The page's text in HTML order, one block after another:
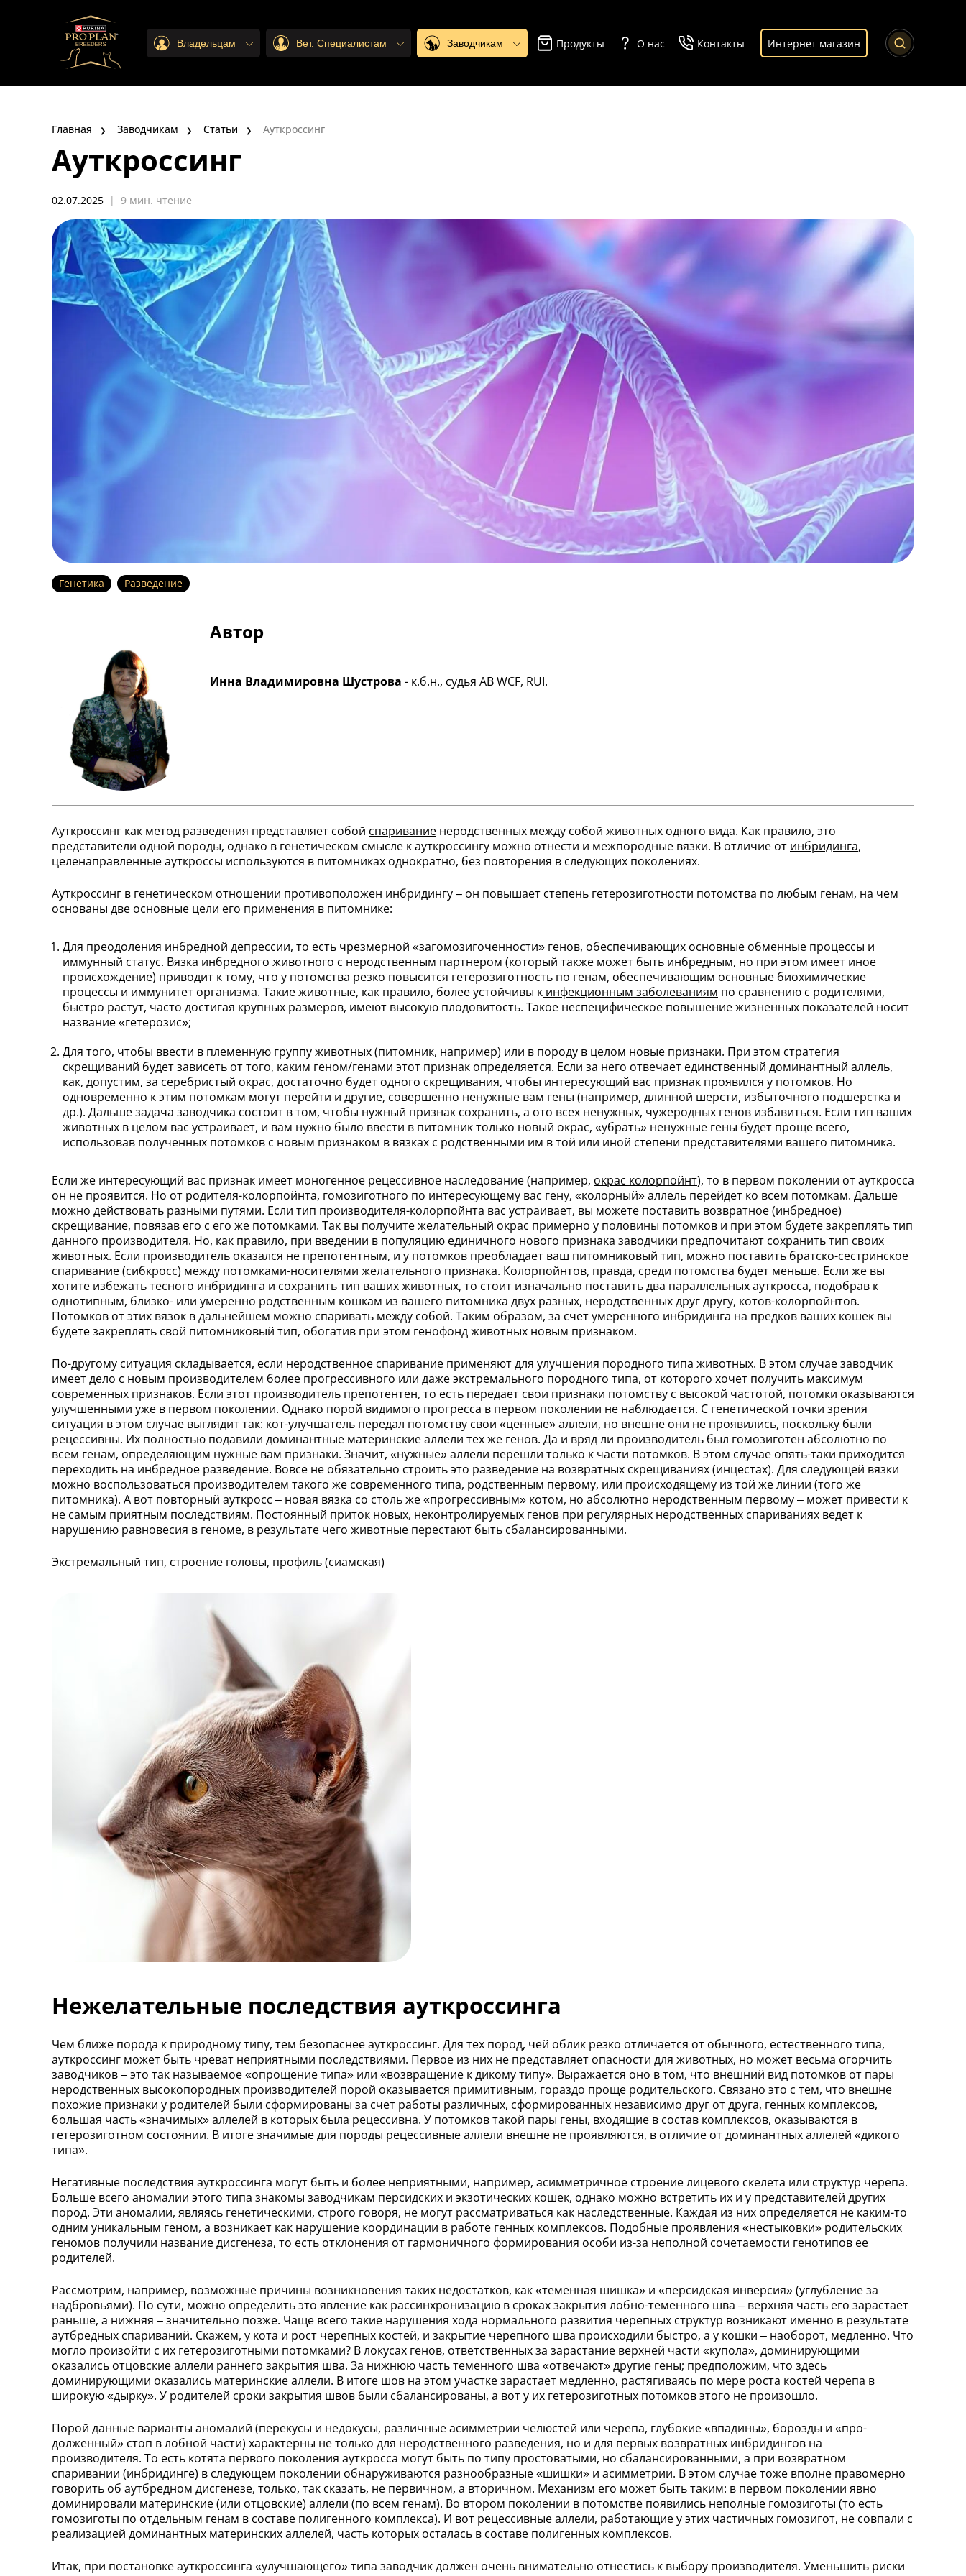
Владельцам Вет. Специалистам Заводчикам Продукты О нас Контакты Интернет магазин
Главная Заводчикам Статьи Ауткроссинг
Ауткроссинг
02.07.2025 | 9 мин. чтение
Генетика Разведение
Автор
Инна Владимировна Шустрова - к.б.н., судья АВ WCF, RUI.
Ауткроссинг как метод разведения представляет собой спаривание неродственных между собой животных одного вида. Как правило, это
представители одной породы, однако в генетическом смысле к ауткроссингу можно отнести и межпородные вязки. В отличие от инбридинга,
целенаправленные ауткроссы используются в питомниках однократно, без повторения в следующих поколениях.
Ауткроссинг в генетическом отношении противоположен инбридингу – он повышает степень гетерозиготности потомства по любым генам, на чем
основаны две основные цели его применения в питомнике:
Для преодоления инбредной депрессии, то есть чрезмерной «загомозигоченности» генов, обеспечивающих основные обменные процессы и
иммунный статус. Вязка инбредного животного с неродственным партнером (который также может быть инбредным, но при этом имеет иное
происхождение) приводит к тому, что у потомства резко повысится гетерозиготность по генам, обеспечивающим основные биохимические
процессы и иммунитет организма. Такие животные, как правило, более устойчивы к инфекционным заболеваниям по сравнению с родителями,
быстро растут, часто достигая крупных размеров, имеют высокую плодовитость. Такое неспецифическое повышение жизненных показателей носит
название «гетерозис»;
Для того, чтобы ввести в племенную группуживотных (питомник, например) или в породу в целом новые признаки. При этом стратегия
скрещиваний будет зависеть от того, каким геном/генами этот признак определяется. Если за него отвечает единственный доминантный аллель,
как, допустим, за серебристый окрас, достаточно будет одного скрещивания, чтобы интересующий вас признак проявился у потомков. Но
одновременно к этим потомкам могут перейти и другие, совершенно ненужные вам гены (например, длинной шерсти, избыточного подшерстка и
др.). Дальше задача заводчика состоит в том, чтобы нужный признак сохранить, а ото всех ненужных, чужеродных генов избавиться. Если тип ваших
животных в целом вас устраивает, и вам нужно было ввести в питомник только новый окрас, «убрать» ненужные гены будет проще всего,
использовав полученных потомков с новым признаком в вязках с родственными им в той или иной степени представителями вашего питомника.
Если же интересующий вас признак имеет моногенное рецессивное наследование (например, окрас колорпойнт), то в первом поколении от ауткросса
он не проявится. Но от родителя-колорпойнта, гомозиготного по интересующему вас гену, «колорный» аллель перейдет ко всем потомкам. Дальше
можно действовать разными путями. Если тип производителя-колорпойнта вас устраивает, вы можете поставить возвратное (инбредное)
скрещивание, повязав его с его же потомками. Так вы получите желательный окрас примерно у половины потомков и при этом будете закреплять тип
данного производителя. Но, как правило, при введении в популяцию единичного нового признака заводчики предпочитают сохранить тип своих
животных. Если производитель оказался не препотентным, и у потомков преобладает ваш питомниковый тип, можно поставить братско-сестринское
спаривание (сибкросс) между потомками-носителями желательного признака. Колорпойнтов, правда, среди потомства будет меньше. Если же вы
хотите избежать тесного инбридинга и сохранить тип ваших животных, то стоит изначально поставить два параллельных ауткросса, подобрав к
однотипным, близко- или умеренно родственным кошкам из вашего питомника двух разных, неродственных друг другу, котов-колорпойнтов.
Потомков от этих вязок в дальнейшем можно спаривать между собой. Таким образом, за счет умеренного инбридинга на предков ваших кошек вы
будете закреплять свой питомниковый тип, обогатив при этом генофонд животных новым признаком.
По-другому ситуация складывается, если неродственное спаривание применяют для улучшения породного типа животных. В этом случае заводчик
имеет дело с новым производителем более прогрессивного или даже экстремального породного типа, от которого хочет получить максимум
современных признаков. Если этот производитель препотентен, то есть передает свои признаки потомству с высокой частотой, потомки оказываются
улучшенными уже в первом поколении. Однако порой видимого прогресса в первом поколении не наблюдается. С генетической точки зрения
ситуация в этом случае выглядит так: кот-улучшатель передал потомству свои «ценные» аллели, но внешне они не проявились, поскольку были
рецессивны. Их полностью подавили доминантные материнские аллели тех же генов. Да и вряд ли производитель был гомозиготен абсолютно по
всем генам, определяющим нужные вам признаки. Значит, «нужные» аллели перешли только к части потомков. В этом случае опять-таки приходится
переходить на инбредное разведение. Вовсе не обязательно строить это разведение на возвратных скрещиваниях (инцестах). Для следующей вязки
можно воспользоваться производителем такого же современного типа, родственным первому, или происходящему из той же линии (того же
питомника). А вот повторный ауткросс – новая вязка со столь же «прогрессивным» котом, но абсолютно неродственным первому – может привести к
не самым приятным последствиям. Постоянный приток новых, неконтролируемых генов при регулярных неродственных спариваниях ведет к
нарушению равновесия в геноме, в результате чего животные перестают быть сбалансированными.
Экстремальный тип, строение головы, профиль (сиамская)
Нежелательные последствия ауткроссинга
Чем ближе порода к природному типу, тем безопаснее ауткроссинг. Для тех пород, чей облик резко отличается от обычного, естественного типа,
ауткроссинг может быть чреват неприятными последствиями. Первое из них не представляет опасности для животных, но может весьма огорчить
заводчиков – это так называемое «опрощение типа» или «возвращение к дикому типу». Выражается оно в том, что внешний вид потомков от пары
неродственных высокопородных производителей порой оказывается примитивным, гораздо проще родительского. Связано это с тем, что внешне
похожие признаки у родителей были сформированы за счет работы различных, сформированных независимо друг от друга, генных комплексов,
большая часть «значимых» аллелей в которых была рецессивна. У потомков такой пары гены, входящие в состав комплексов, оказываются в
гетерозиготном состоянии. В итоге значимые для породы рецессивные аллели внешне не проявляются, в отличие от доминантных аллелей «дикого
типа».
Негативные последствия ауткроссинга могут быть и более неприятными, например, асимметричное строение лицевого скелета или структур черепа.
Больше всего аномалии этого типа знакомы заводчикам персидских и экзотических кошек, однако можно встретить их и у представителей других
пород. Эти аномалии, являясь генетическими, строго говоря, не могут рассматриваться как наследственные. Каждая из них определяется не каким-то
одним уникальным геном, а возникает как нарушение координации в работе генных комплексов. Подобные проявления «нестыковки» родительских
геномов получили название дисгенеза, то есть отклонения от гармоничного формирования особи из-за неполной сочетаемости генотипов ее
родителей.
Рассмотрим, например, возможные причины возникновения таких недостатков, как «теменная шишка» и «персидская инверсия» (углубление за
надбровьями). По сути, можно определить это явление как рассинхронизацию в сроках закрытия лобно-теменного шва – верхняя часть его зарастает
раньше, а нижняя – значительно позже. Чаще всего такие нарушения хода нормального развития черепных структур возникают именно в результате
аутбредных спариваний. Скажем, у кота и рост черепных костей, и закрытие черепного шва происходили быстро, а у кошки – наоборот, медленно. Что
могло произойти с их гетерозиготными потомками? В локусах генов, ответственных за зарастание верхней части «купола», доминирующими
оказались отцовские аллели раннего закрытия шва. За нижнюю часть теменного шва «отвечают» другие гены; предположим, что здесь
доминирующими оказались материнские аллели. В итоге шов на этом участке зарастает медленно, растягиваясь по мере роста костей черепа в
широкую «дырку». У родителей сроки закрытия швов были сбалансированы, а вот у их гетерозиготных потомков этого не произошло.
Порой данные варианты аномалий (перекусы и недокусы, различные асимметрии челюстей или черепа, глубокие «впадины», борозды и «про-
долженный» стоп в лобной части) характерны не только для неродственного разведения, но и для первых возвратных инбридингов на
производителя. То есть котята первого поколения ауткросса могут быть по типу простоватыми, но сбалансированными, а при возвратном
спаривании (инбридинге) в следующем поколении обнаруживаются разнообразные «шишки» и асимметрии. В этом случае тоже вполне правомерно
говорить об аутбредном дисгенезе, только, так сказать, не первичном, а вторичном. Механизм его может быть таким: в первом поколении явно
доминировали материнские (или отцовские) аллели (по всем генам). Во втором поколении в потомстве появились неполные гомозиготы (то есть
гомозиготы по отдельным генам в составе полигенного комплекса). И вот рецессивные аллели, работающие у этих частичных гомозигот, не совпали с
реализацией доминантных материнских аллелей, часть которых осталась в составе полигенных комплексов.
Итак, при постановке ауткроссинга «улучшающего» типа заводчик должен очень внимательно отнестись к выбору производителя. Уменьшить риски